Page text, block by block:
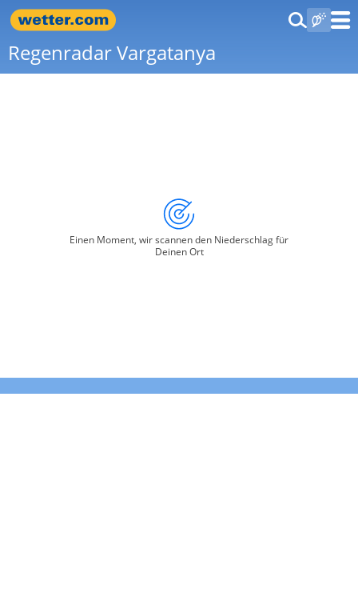
Regenradar Vargatanya
Einen Moment, wir scannen den Niederschlag für
Deinen Ort